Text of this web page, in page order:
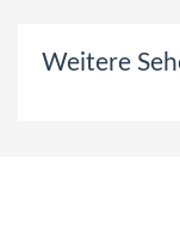
Weitere